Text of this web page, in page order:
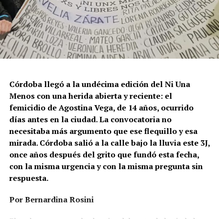
Córdoba llegó a la undécima edición del Ni Una
Menos con una herida abierta y reciente: el
femicidio de Agostina Vega, de 14 años, ocurrido
días antes en la ciudad. La convocatoria no
necesitaba más argumento que ese flequillo y esa
mirada. Córdoba salió a la calle bajo la lluvia este 3J,
once años después del grito que fundó esta fecha,
con la misma urgencia y con la misma pregunta sin
respuesta.
Por Bernardina Rosini